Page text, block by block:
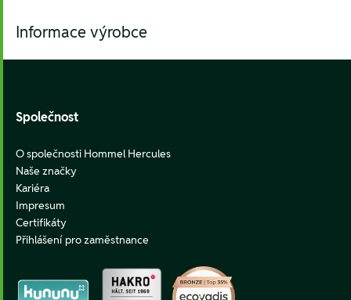
Informace výrobce
Společnost
O společnosti Hommel Hercules
Naše značky
Kariéra
Impresum
Certifikáty
Přihlášení pro zaměstnance